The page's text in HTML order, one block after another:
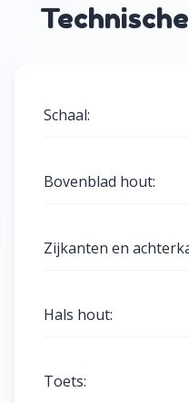
Schaal:
Bovenblad hout:
Zijkanten en
Hals hout:
Toets: